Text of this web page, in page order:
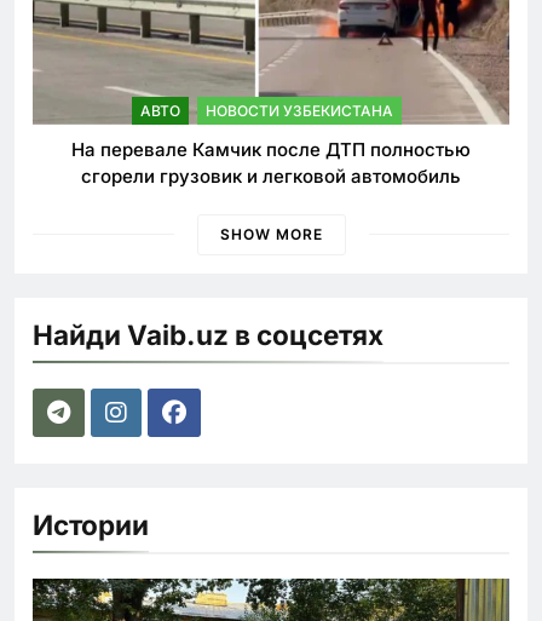
АВТО НОВОСТИ УЗБЕКИСТАНА
На перевале Камчик после ДТП полностью
сгорели грузовик и легковой автомобиль
SHOW MORE
Найди Vaib.uz в соцсетях
Истории